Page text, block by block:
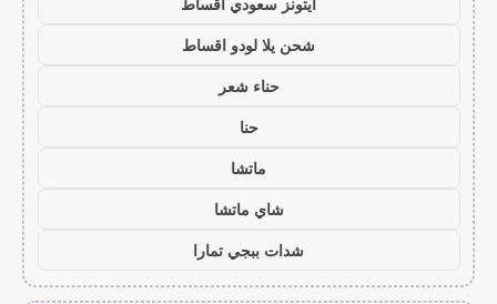
شحن يلا لودو اقساط
حناء شعر
حنا
ماتشا
شاي ماتشا
شدات ببجي تمارا